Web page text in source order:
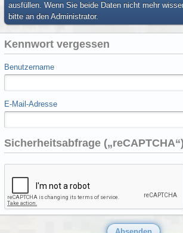
ausfüllen. Wenn Sie beide Daten nicht mehr
bitte an den Administrator.
Kennwort vergessen
Benutzername
E-Mail-Adresse
Sicherheitsabfrage („reCAPTCHA“)